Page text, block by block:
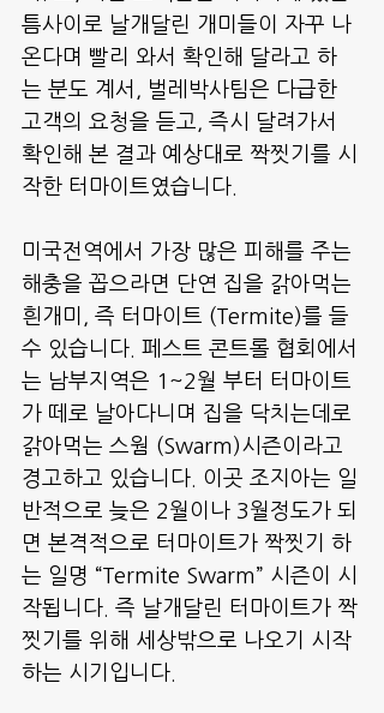
틈사이로 날개달린 개미들이 자꾸 나
온다며 빨리 와서 확인해 달라고 하
는 분도 계서, 벌레박사팀은 다급한
고객의 요청을 듣고, 즉시 달려가서
확인해 본 결과 예상대로 짝찟기를 시
작한 터마이트였습니다.
미국전역에서 가장 많은 피해를 주는
해충을 꼽으라면 단연 집을 갉아먹는
흰개미, 즉 터마이트 (Termite)를 들
수 있습니다. 페스트 콘트롤 협회에서
는 남부지역은 1~2월 부터 터마이트
가 떼로 날아다니며 집을 닥치는데로
갉아먹는 스웜 (Swarm)시즌이라고
경고하고 있습니다. 이곳 조지아는 일
반적으로 늦은 2월이나 3월정도가 되
면 본격적으로 터마이트가 짝찟기 하
는 일명 “Termite Swarm” 시즌이 시
작됩니다. 즉 날개달린 터마이트가 짝
찟기를 위해 세상밖으로 나오기 시작
하는 시기입니다.